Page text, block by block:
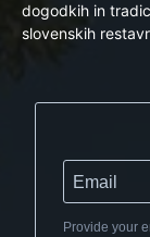
dogodkih in
slovenskih
Provide your